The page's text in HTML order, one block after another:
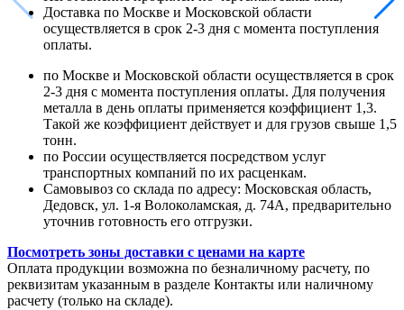
Доставка по Москве и Московской области
осуществляется в срок 2-3 дня с момента поступления
оплаты.
по Москве и Московской области осуществляется в срок
2-3 дня с момента поступления оплаты. Для получения
металла в день оплаты применяется коэффициент 1,3.
Такой же коэффициент действует и для грузов свыше 1,5
тонн.
по России осуществляется посредством услуг
транспортных компаний по их расценкам.
Самовывоз со склада по адресу: Московская область,
Дедовск, ул. 1-я Волоколамская, д. 74А, предварительно
уточнив готовность его отгрузки.
Посмотреть зоны доставки с ценами на карте
Оплата продукции возможна по безналичному расчету, по
реквизитам указанным в разделе Контакты или наличному
расчету (только на складе).